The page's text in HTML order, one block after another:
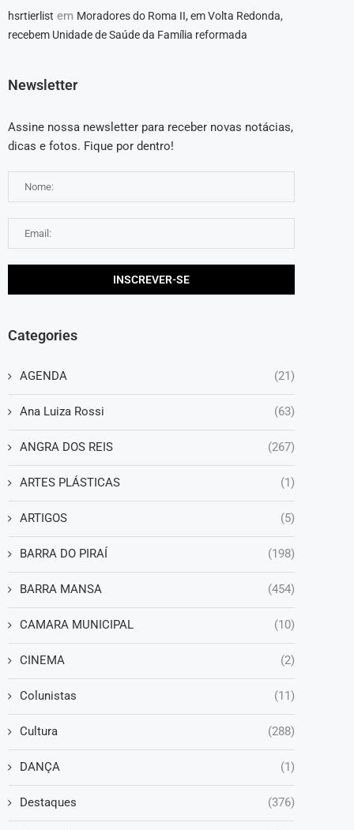
hsrtierlist em Moradores do Roma II, em Volta Redonda,
recebem Unidade de Saúde da Família reformada
Newsletter
Assine nossa newsletter para receber novas notácias,
dicas e fotos. Fique por dentro!
Categories
AGENDA (21)
Ana Luiza Rossi (63)
ANGRA DOS REIS (267)
ARTES PLÁSTICAS (1)
ARTIGOS (5)
BARRA DO PIRAÍ (198)
BARRA MANSA (454)
CAMARA MUNICIPAL (10)
CINEMA (2)
Colunistas (11)
Cultura (288)
DANÇA (1)
Destaques (376)